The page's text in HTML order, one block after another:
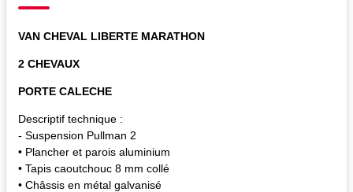
VAN CHEVAL LIBERTE MARATHON
2 CHEVAUX
PORTE CALECHE
Descriptif technique :
- Suspension Pullman 2
• Plancher et parois aluminium
• Tapis caoutchouc 8 mm collé
• Châssis en métal galvanisé